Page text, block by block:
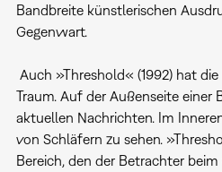
Bandbreite künstlerischen
Gegenwart.
Auch »Threshold« (1992) hat
Traum. Auf der Außenseite
aktuellen Nachrichten. Im
von Schläfern zu sehen.
Bereich, den der Betrachter